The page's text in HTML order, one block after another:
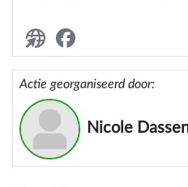
januari 2017 - door Tristan
Ons doel is om ouderen,
ook vereenzaamd zijn óf
hebben beleefd, te
vrijwilligers én natuurlijk
bloemen. (via sponsoren)
Actie georganiseerd door:
Nicole